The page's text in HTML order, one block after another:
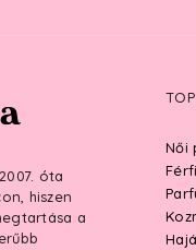
óta
hiszen
a
Női